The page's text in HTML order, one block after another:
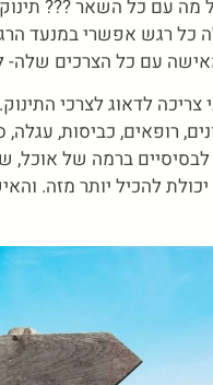
מה עם כל השאר ??? תינוק
כל רגש אפשרי במנעד
עם כל הצרכים שלה-
צריכה לדאוג לצרכי
רופאים, כביסות,
ברמה של אוכל,
יכולת להכיל יותר מזה.